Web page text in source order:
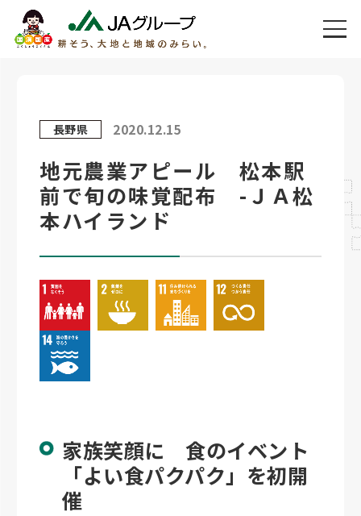
長野県 2020.12.15
地元農業アピール 松本駅
前で旬の味覚配布 -ＪＡ松
本ハイランド
家族笑顔に 食のイベント
「よい食パクパク」を初開
催